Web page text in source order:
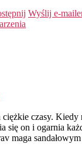
Wyślij e-
ciężkie czasy.
się on i ogarnia
maga